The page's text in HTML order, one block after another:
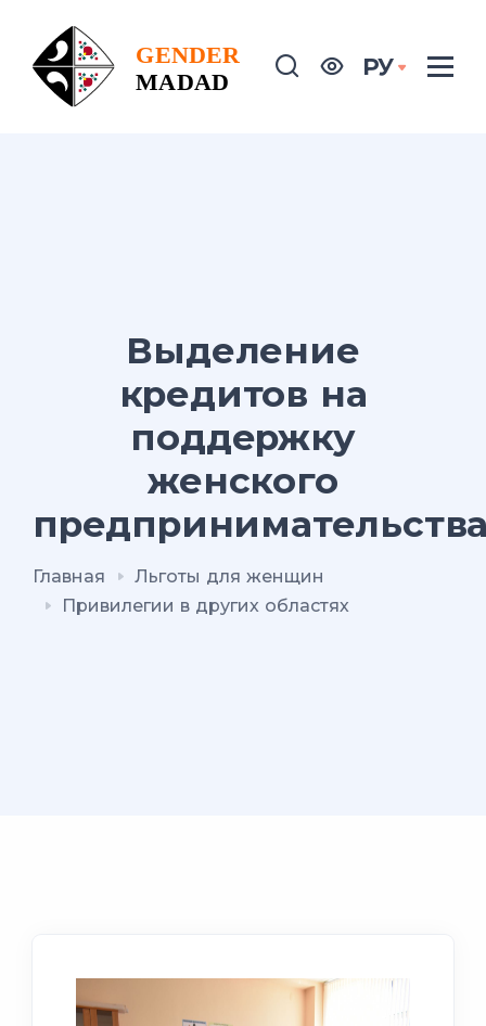
РУ
Выделение
кредитов на
поддержку
женского
Главная
Льготы для женщин
Привилегии в других областях